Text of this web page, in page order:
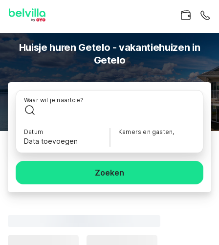
Huisje huren Getelo - vakantiehuizen in
Getelo
Waar wil je naartoe?
Datum
Data toevoegen
Kamers en gasten,
Zoeken